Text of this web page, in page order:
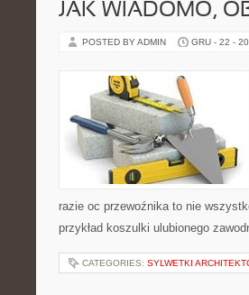
JAK WIADOMO,
POSTED BY ADMIN GRU - 22 -
razie oc przewoźnika to nie
przykład koszulki ulubionego
CATEGORIES: SYLWETKI